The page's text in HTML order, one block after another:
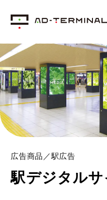
広告商品／駅広告
駅デジタル